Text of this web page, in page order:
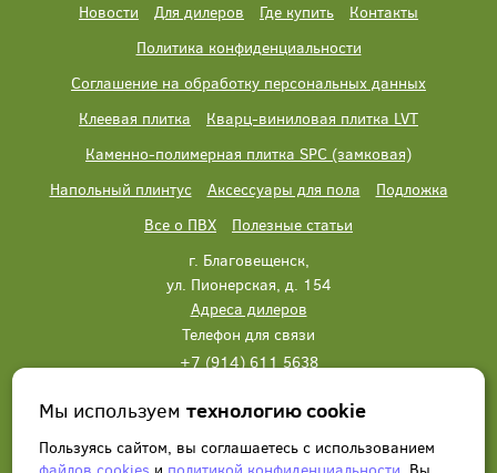
Новости Для дилеров Где купить
Контакты
Политика конфиденциальности
Соглашение на обработку персональных данных
Клеевая плитка
Кварц-виниловая плитка LVT
Каменно-полимерная плитка SPC (замковая)
Напольный плинтус
Аксессуары для пола
Подложка
Все о ПВХ
Полезные статьи
г. Благовещенск,
ул. Пионерская, д. 154
Адреса дилеров
Телефон для связи
+7 (914) 611 5638
Написать нам Заказать звонок
Мы используемтехнологию cookie
Пользуясь сайтом, вы соглашаетесь с использованием